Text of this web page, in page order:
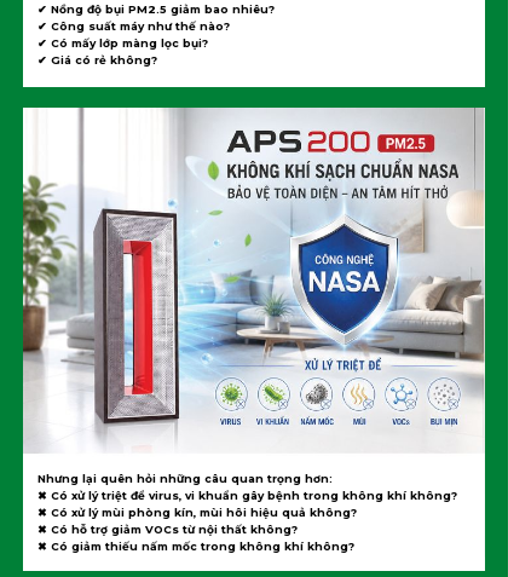
✔ Nồng độ bụi PM2.5 giảm bao nhiêu?
✔ Công suất máy như thế nào?
✔ Có mấy lớp màng lọc bụi?
✔ Giá có rẻ không?
Nhưng lại quên hỏi những câu quan trọng hơn:
✖ Có xử lý triệt để virus, vi khuẩn gây bệnh trong không khí không?
✖ Có xử lý mùi phòng kín, mùi hôi hiệu quả không?
✖ Có hỗ trợ giảm VOCs từ nội thất không?
✖ Có giảm thiếu nấm mốc trong không khí không?